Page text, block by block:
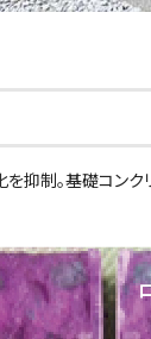
を抑制。基礎コン